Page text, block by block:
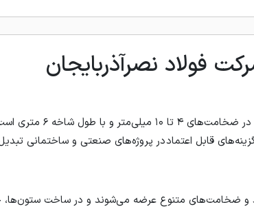
فولاد نصرآذربایجان
این شرکت تولیدکننده انواع
قابل اعتماد در پروژه‌های صنعتی و ساختمانی
و ضخامت‌های متنوع عرضه می‌شوند و در ساخت ستون‌ها،